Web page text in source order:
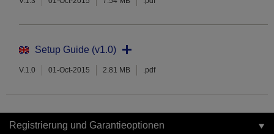
Setup Guide (v1.0)
V.1.0 01-Oct-2015 2.81 MB .pdf
Registrierung und Garantieoptionen